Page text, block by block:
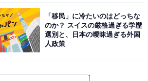
「移民」に冷たいのはどっちな
のか？ スイスの厳格過ぎる学歴
選別と、日本の曖昧過ぎる外国
人政策